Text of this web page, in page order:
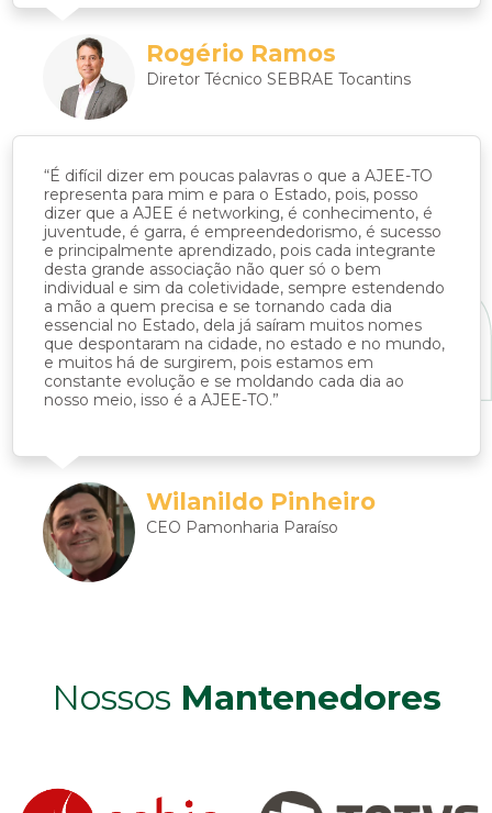
Rogério Ramos
Diretor Técnico SEBRAE Tocantins
“É difícil dizer em poucas palavras o que a AJEE-TO
representa para mim e para o Estado, pois, posso
dizer que a AJEE é networking, é conhecimento, é
juventude, é garra, é empreendedorismo, é sucesso
e principalmente aprendizado, pois cada integrante
desta grande associação não quer só o bem
individual e sim da coletividade, sempre estendendo
a mão a quem precisa e se tornando cada dia
essencial no Estado, dela já saíram muitos nomes
que despontaram na cidade, no estado e no mundo,
e muitos há de surgirem, pois estamos em
constante evolução e se moldando cada dia ao
nosso meio, isso é a AJEE-TO.”
Wilanildo Pinheiro
CEO Pamonharia Paraíso
Nossos Mantenedores